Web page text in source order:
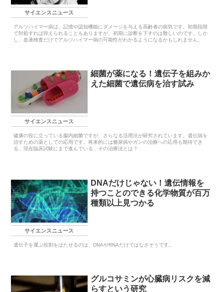
サイエンスニュース
アルツハイマー病は、記憶や認知機能にダメージを与える高齢者の病気です。初期段階
で対処すれば抑えられることもありますが、初期に診断を下すのは難しいのです。しか
し、血液検査だけでアルツハイマー病の可能性がわかるようになるかもしれません。
サイエンスニュース
細菌が薬になる！遺伝子を組みか
えた細菌で遺伝病を治す試み
健康の役に立っている腸内細菌ですが、さらなる活用法が研究されています。遺伝病を
治すための薬としての応用です。将来的には糖尿病やガンの治療への応用も期待でき
る、現在臨床試験にまで進んでいる、その治療法とは？
サイエンスニュース
DNAだけじゃない！遺伝情報を
持つことのできる化学物質が百万
種類以上見つかる
遺伝子を運ぶ役割をはたせるのは、DNAやRNAだけではなさそうです。
グルコサミンが心臓病リスクを減
らすという研究